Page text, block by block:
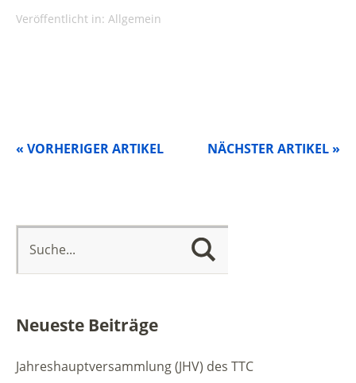
Veröffentlicht in: Allgemein
NÄCHSTER ARTIKEL »
« VORHERIGER ARTIKEL
Neueste Beiträge
Jahreshauptversammlung (JHV) des TTC